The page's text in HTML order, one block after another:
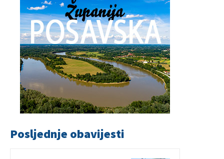
Posljednje obavijesti